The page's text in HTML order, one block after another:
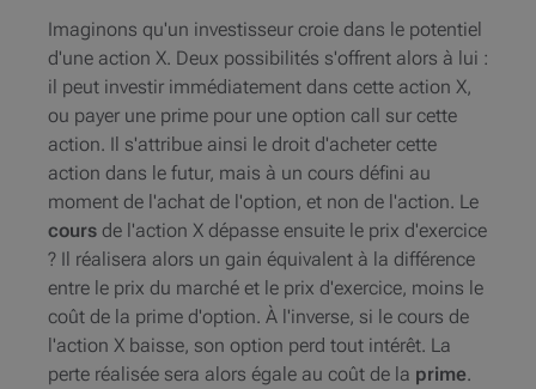
Imaginons qu'un investisseur croie dans le potentiel
d'une action X. Deux possibilités s'offrent alors à lui :
il peut investir immédiatement dans cette action X,
ou payer une prime pour une option call
sur cette
action. Il s'attribue ainsi le droit d'acheter cette
action dans le futur, mais à un cours défini au
moment de l'achat de l'option, et non de l'action. Le
cours de l'action X dépasse ensuite le prix d'exercice
? Il réalisera alors un gain équivalent à la différence
entre le prix du marché et le prix d'exercice, moins le
coût de la prime d'option. À l'inverse, si le cours de
l'action X baisse, son option perd tout intérêt. La
perte réalisée sera alors égale au coût de la prime.